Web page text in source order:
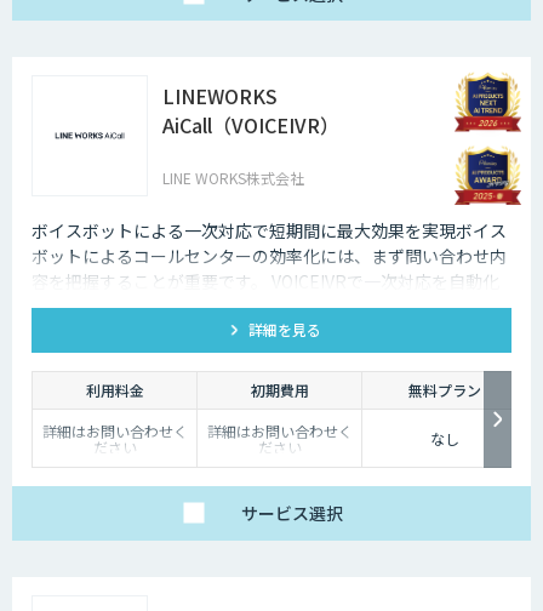
LINEWORKS
AiCall（VOICEIVR）
LINE WORKS株式会社
ボイスボットによる一次対応で短期間に最大効果を実現ボイス
ボットによるコールセンターの効率化には、まず問い合わせ内
容を把握することが重要です。 VOICEIVRで一次対応を自動化
すれば、AI対応できるもの、人の対応が必要なものを把握する
詳細を見る
利用料金 初期費用
無料プラン
詳細はお問い合わせく
ださい
詳細はお問い合わせく
ださい なし
サービス選択